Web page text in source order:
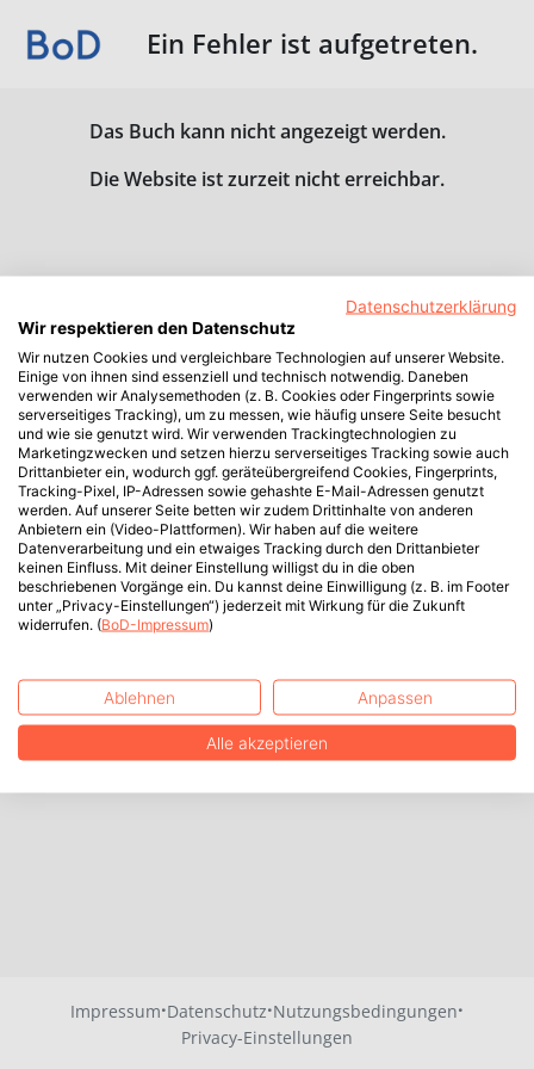
Ein Fehler ist aufgetreten.
Das Buch kann nicht angezeigt werden.
Die Website ist zurzeit nicht erreichbar.
Impressum·Datenschutz·Nutzungsbedingungen·
Privacy-Einstellungen
Datenschutzerklärung
Wir respektieren den Datenschutz
Wir nutzen Cookies und vergleichbare Technologien auf unserer Website.
Einige von ihnen sind essenziell und technisch notwendig. Daneben
verwenden wir Analysemethoden (z. B. Cookies oder Fingerprints sowie
serverseitiges Tracking), um zu messen, wie häufig unsere Seite besucht
und wie sie genutzt wird. Wir verwenden Trackingtechnologien zu
Marketingzwecken und setzen hierzu serverseitiges Tracking sowie auch
Drittanbieter ein, wodurch ggf. geräteübergreifend Cookies, Fingerprints,
Tracking-Pixel, IP-Adressen sowie gehashte E-Mail-Adressen genutzt
werden. Auf unserer Seite betten wir zudem Drittinhalte von anderen
Anbietern ein (Video-Plattformen). Wir haben auf die weitere
Datenverarbeitung und ein etwaiges Tracking durch den Drittanbieter
keinen Einfluss. Mit deiner Einstellung willigst du in die oben
beschriebenen Vorgänge ein. Du kannst deine Einwilligung (z. B. im Footer
unter „Privacy-Einstellungen“) jederzeit mit Wirkung für die Zukunft
widerrufen. (BoD-Impressum)
Ablehnen Anpassen
Alle akzeptieren